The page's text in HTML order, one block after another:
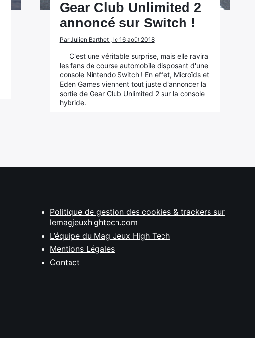
Gear Club Unlimited 2
annoncé sur Switch !
Par Julien Barthet , le 16 août 2018
C'est une véritable surprise, mais elle ravira
les fans de course automobile disposant d'une
console Nintendo Switch ! En effet, Microïds et
Eden Games viennent tout juste d'annoncer la
sortie de Gear Club Unlimited 2 sur la console
hybride.
Politique de gestion des cookies & trackers sur
lemagjeuxhightech.com
L’équipe du Mag Jeux High Tech
Mentions Légales
Contact